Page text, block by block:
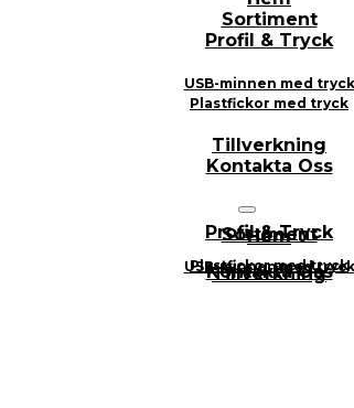
Sortiment
Profil & Tryck
USB-minnen med tryck
Plastfickor med tryck
Tillverkning
Kontakta Oss
Hem
Sortiment
Profil & Tryck
USB-minnen med tryck
Plastfickor med tryck
Tillverkning
Kontakta Oss